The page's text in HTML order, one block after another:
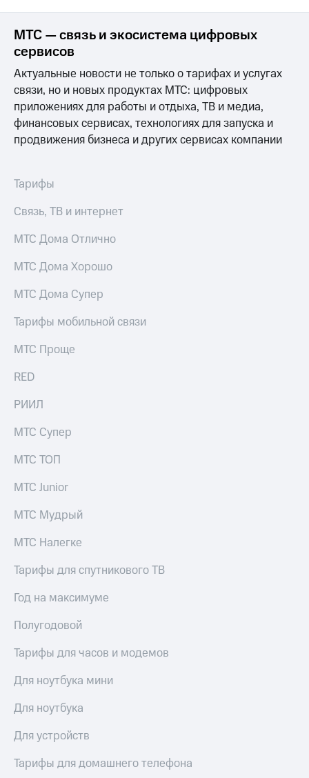
МТС — связь и экосистема цифровых
сервисов
Актуальные новости не только о тарифах и услугах
связи, но и новых продуктах МТС: цифровых
приложениях для работы и отдыха, ТВ и медиа,
финансовых сервисах, технологиях для запуска и
продвижения бизнеса и других сервисах компании
Тарифы
Связь, ТВ и интернет
МТС Дома Отлично
МТС Дома Хорошо
МТС Дома Супер
Тарифы мобильной связи
МТС Проще
RED
РИИЛ
МТС Супер
МТС ТОП
МТС Junior
МТС Мудрый
МТС Налегке
Тарифы для спутникового ТВ
Год на максимуме
Полугодовой
Тарифы для часов и модемов
Для ноутбука мини
Для ноутбука
Для устройств
Тарифы для домашнего телефона